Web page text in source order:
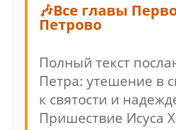
Все главы
Петрово
Полный текст
Петра: утешение в
к святости и
Пришествие Исуса